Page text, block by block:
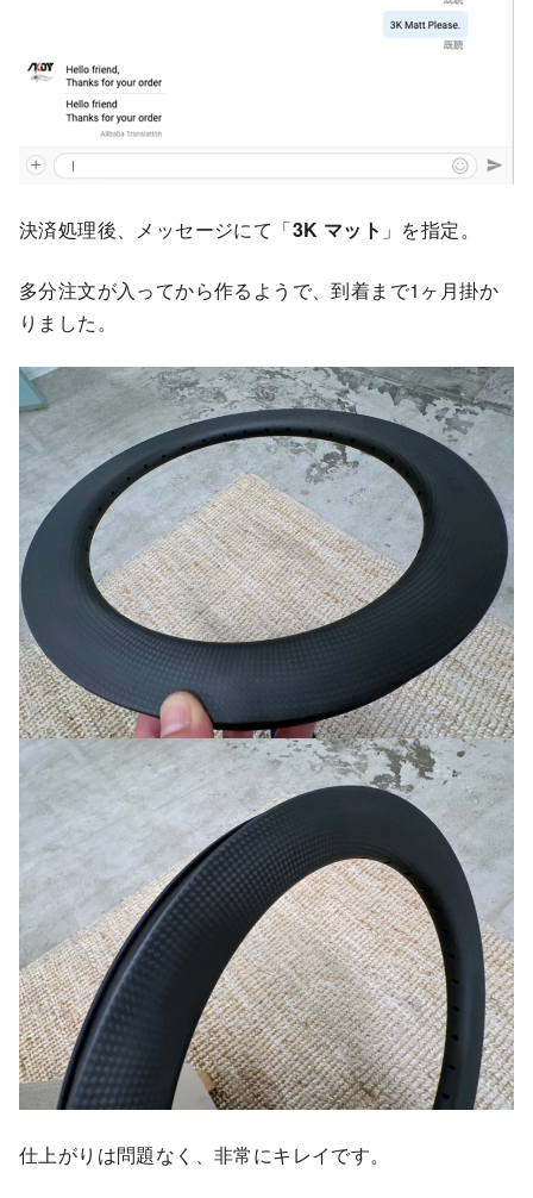
決済処理後、メッセージにて「3K マット 」を指定。
多分注文が入ってから作るようで、到着まで1ヶ月掛か
りました。
仕上がりは問題なく、非常にキレイです。